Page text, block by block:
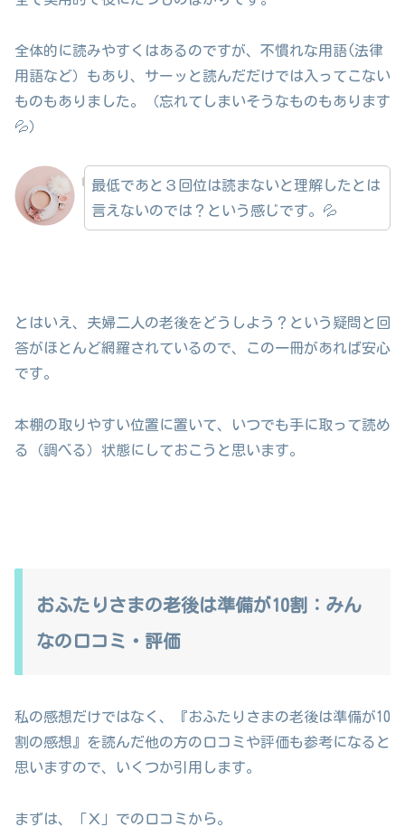
全体的に読みやすくはあるのですが、不慣れな用語(法律
用語など）もあり、サーッと読んだだけでは入ってこない
ものもありました。（忘れてしまいそうなものもあります
💦）
最低であと３回位は読まないと理解したとは
言えないのでは？という感じです。💦
とはいえ、夫婦二人の老後をどうしよう？という疑問と回
答がほとんど網羅されているので、この一冊があれば安心
です。
本棚の取りやすい位置に置いて、いつでも手に取って読め
る（調べる）状態にしておこうと思います。
おふたりさまの老後は準備が10割：みん
なの口コミ・評価
私の感想だけではなく、『おふたりさまの老後は準備が10
割の感想』を読んだ他の方の口コミや評価も参考になると
思いますので、いくつか引用します。
まずは、「Ｘ」での口コミから。